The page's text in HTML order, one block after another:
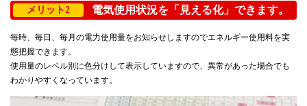
メリット2 電気使用状況を「見える化」できます。
毎時、毎日、毎月の電力使用量をお知らせしますのでエネルギー使用料を実
態把握できます。
使用量のレベル別に色分けして表示していますので、異常があった場合でも
わかりやすくなっています。